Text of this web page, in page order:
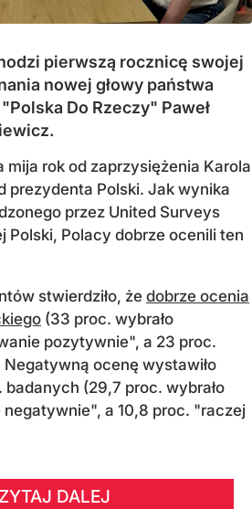
pierwszą rocznicę swojej
nowej głowy państwa
Do Rzeczy" Paweł
rok od zaprzysiężenia Karola
prezydenta Polski. Jak wynika
przez United Surveys
Polski, Polacy dobrze ocenili ten
stwierdziło, że dobrze ocenia
(33 proc. wybrało
pozytywnie", a 23 proc.
ocenę wystawiło
(29,7 proc. wybrało
a 10,8 proc. "raczej
DALEJ